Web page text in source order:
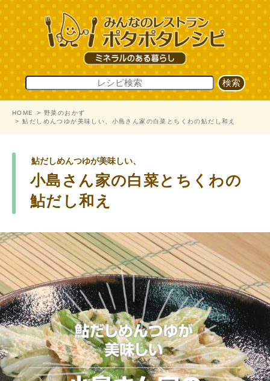
HOME
野菜のおかず
鮎だしめんつゆが美味しい、小島さん家の白菜とちくわの鮎だし和え
鮎だしめんつゆが美味しい、
小島さん家の白菜とちくわの
鮎だし和え